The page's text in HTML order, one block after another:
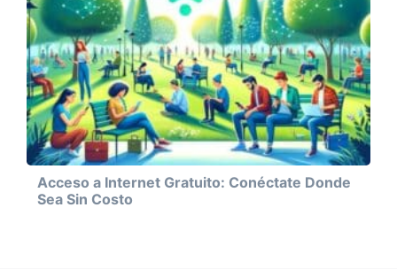
Acceso a Internet Gratuito: Conéctate Donde
Sea Sin Costo